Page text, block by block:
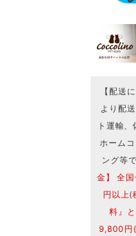
【配送
より配
ト運輸
ホーム
ング等
金】 全
円以上(
料』
9,800円(